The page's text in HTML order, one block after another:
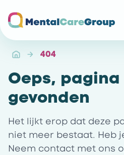
404
Oeps,
gevonden
Het lijkt erop dat deze
niet meer bestaat. Heb
Neem contact met ons